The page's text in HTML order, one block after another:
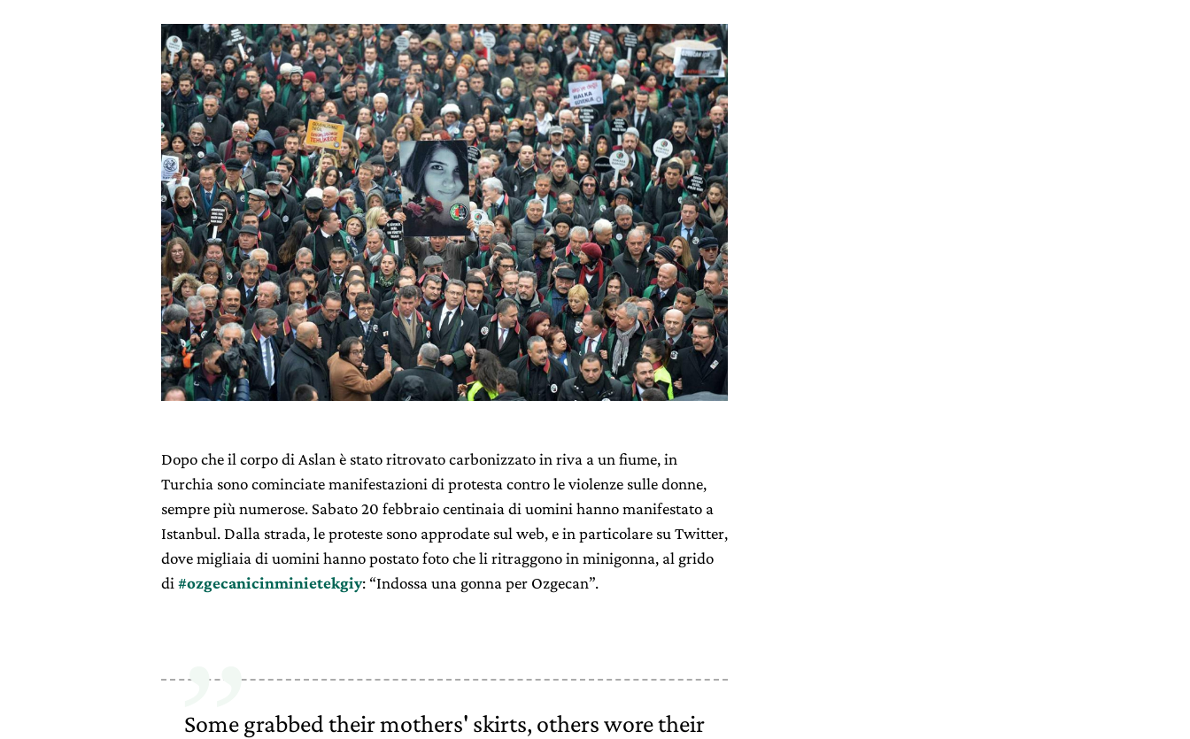
Dopo che il corpo di Aslan è stato ritrovato carbonizzato in riva a un fiume, in
Turchia sono cominciate manifestazioni di protesta contro le violenze sulle donne,
sempre più numerose. Sabato 20 febbraio centinaia di uomini hanno manifestato a
Istanbul. Dalla strada, le proteste sono approdate sul web, e in particolare su Twitter,
dove migliaia di uomini hanno postato foto che li ritraggono in minigonna, al grido
di#ozgecanicinminietekgiy: “Indossa una gonna per Ozgecan”.
Some grabbed their mothers' skirts, others wore their